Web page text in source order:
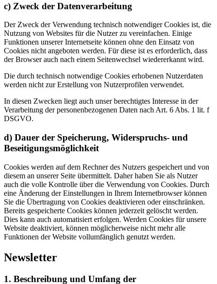
c) Zweck der Datenverarbeitung
Der Zweck der Verwendung technisch notwendiger Cookies ist, die
Nutzung von Websites für die Nutzer zu vereinfachen. Einige
Funktionen unserer Internetseite können ohne den Einsatz von
Cookies nicht angeboten werden. Für diese ist es erforderlich, dass
der Browser auch nach einem Seitenwechsel wiedererkannt wird.
Die durch technisch notwendige Cookies erhobenen Nutzerdaten
werden nicht zur Erstellung von Nutzerprofilen verwendet.
In diesen Zwecken liegt auch unser berechtigtes Interesse in der
Verarbeitung der personenbezogenen Daten nach Art. 6 Abs. 1 lit. f
DSGVO.
d) Dauer der Speicherung, Widerspruchs- und
Beseitigungsmöglichkeit
Cookies werden auf dem Rechner des Nutzers gespeichert und von
diesem an unserer Seite übermittelt. Daher haben Sie als Nutzer
auch die volle Kontrolle über die Verwendung von Cookies. Durch
eine Änderung der Einstellungen in Ihrem Internetbrowser können
Sie die Übertragung von Cookies deaktivieren oder einschränken.
Bereits gespeicherte Cookies können jederzeit gelöscht werden.
Dies kann auch automatisiert erfolgen. Werden Cookies für unsere
Website deaktiviert, können möglicherweise nicht mehr alle
Funktionen der Website vollumfänglich genutzt werden.
Newsletter
1. Beschreibung und Umfang der